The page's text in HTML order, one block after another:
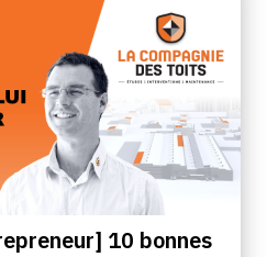
10 bonnes